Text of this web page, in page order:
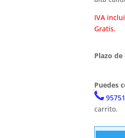
IVA
Gratis.
Plazo
Puedes
carrito.